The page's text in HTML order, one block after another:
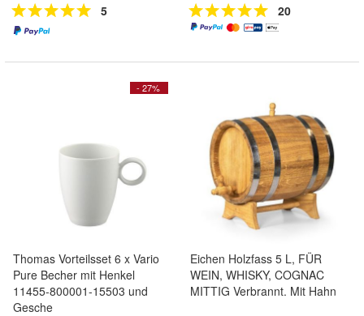
5 20
- 27%
Thomas Vorteilsset 6 x Vario
Pure Becher mit Henkel
11455-800001-15503 und
Gesche
Eichen Holzfass 5 L, FÜR
WEIN, WHISKY, COGNAC
MITTIG Verbrannt. Mit Hahn